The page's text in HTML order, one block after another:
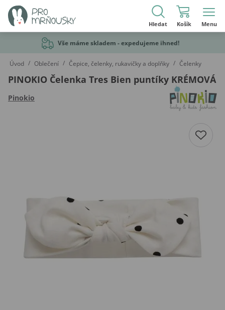
Hledat Košík Menu
Vše máme skladem - expedujeme ihned!
Úvod / Oblečení / Čepice, čelenky, rukavičky a doplňky / Čelenky
PINOKIO Čelenka Tres Bien puntíky KRÉMOVÁ
Pinokio